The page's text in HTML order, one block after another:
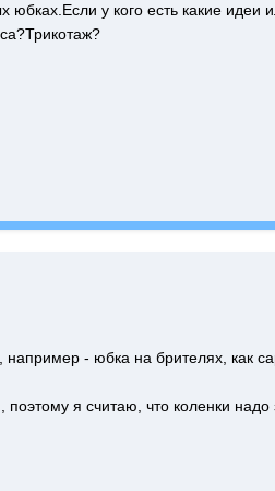
юбках.Если у кого есть какие
- юбка на брителях, как
я считаю, что коленки